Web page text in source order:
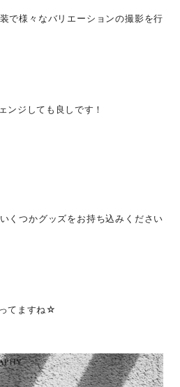
で様々なバリエーションの撮影を行
ンジしても良しです！
くつかグッズをお持ち込みください
てますね☆